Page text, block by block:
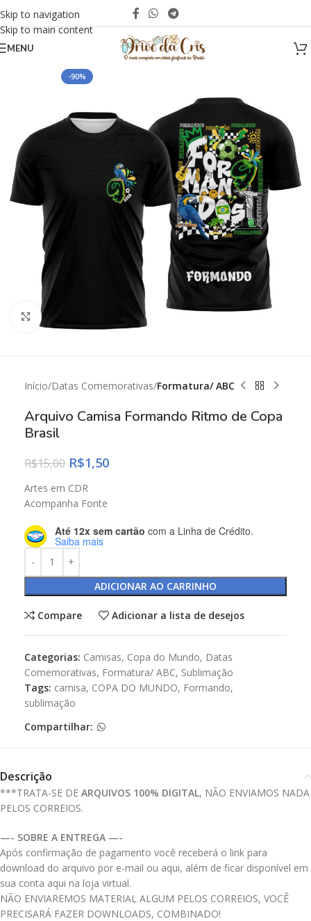
Skip to navigation
Skip to main content
MENU
-90%
Click to enlarge
Início Datas Comemorativas Formatura/ ABC
Arquivo Camisa Formando Ritmo de Copa
Brasil
R$15,00 R$1,50
Artes em CDR
Acompanha Fonte
Até 12x sem cartão com a Linha de Crédito.
Saiba mais
ADICIONAR AO CARRINHO
Compare Adicionar a lista de desejos
Categorias: Camisas, Copa do Mundo, Datas
Comemorativas, Formatura/ ABC, Sublimação
Tags: camisa, COPA DO MUNDO, Formando,
sublimação
Compartilhar:
Descrição
***TRATA-SE DE ARQUIVOS 100% DIGITAL, NÃO ENVIAMOS NADA
PELOS CORREIOS.
—- SOBRE A ENTREGA —-
Após confirmação de pagamento você receberá o link para
download do arquivo por e-mail ou aqui, além de ficar disponível em
sua conta aqui na loja virtual.
NÃO ENVIAREMOS MATERIAL ALGUM PELOS CORREIOS, VOCÊ
PRECISARÁ FAZER DOWNLOADS, COMBINADO!